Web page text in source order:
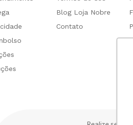
Blog Loja Nobre
Contato